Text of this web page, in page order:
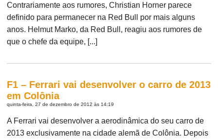
Contrariamente aos rumores, Christian Horner parece
definido para permanecer na Red Bull por mais alguns
anos. Helmut Marko, da Red Bull, reagiu aos rumores de
que o chefe da equipe, [...]
F1 – Ferrari vai desenvolver o carro de 2013
em Colônia
quinta-feira, 27 de dezembro de 2012 às 14:19
A Ferrari vai desenvolver a aerodinâmica do seu carro de
2013 exclusivamente na cidade alemã de Colônia. Depois